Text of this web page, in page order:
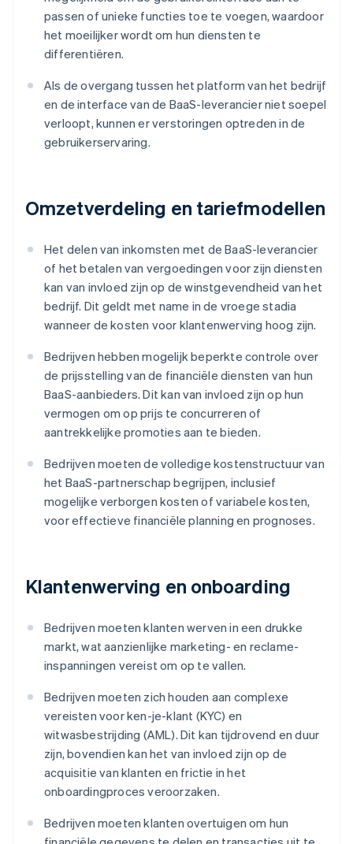
passen of unieke functies toe te voegen, waardoor
het moeilijker wordt om hun diensten te
differentiëren.
Als de overgang tussen het platform van het bedrijf
en de interface van de BaaS-leverancier niet soepel
verloopt, kunnen er verstoringen optreden in de
gebruikerservaring.
Omzetverdeling en tariefmodellen
Het delen van inkomsten met de BaaS-leverancier
of het betalen van vergoedingen voor zijn diensten
kan van invloed zijn op de winstgevendheid van het
bedrijf. Dit geldt met name in de vroege stadia
wanneer de kosten voor klantenwerving hoog zijn.
Bedrijven hebben mogelijk beperkte controle over
de prijsstelling van de financiële diensten van hun
BaaS-aanbieders. Dit kan van invloed zijn op hun
vermogen om op prijs te concurreren of
aantrekkelijke promoties aan te bieden.
Bedrijven moeten de volledige kostenstructuur van
het BaaS-partnerschap begrijpen, inclusief
mogelijke verborgen kosten of variabele kosten,
voor effectieve financiële planning en prognoses.
Klantenwerving en onboarding
Bedrijven moeten klanten werven in een drukke
markt, wat aanzienlijke marketing- en reclame-
inspanningen vereist om op te vallen.
Bedrijven moeten zich houden aan complexe
vereisten voor ken-je-klant (KYC) en
witwasbestrijding (AML). Dit kan tijdrovend en duur
zijn, bovendien kan het van invloed zijn op de
acquisitie van klanten en frictie in het
onboardingproces veroorzaken.
Bedrijven moeten klanten overtuigen om hun